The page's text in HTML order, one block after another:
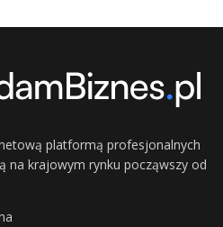
platformą profesjonalnych
na krajowym rynku począwszy od